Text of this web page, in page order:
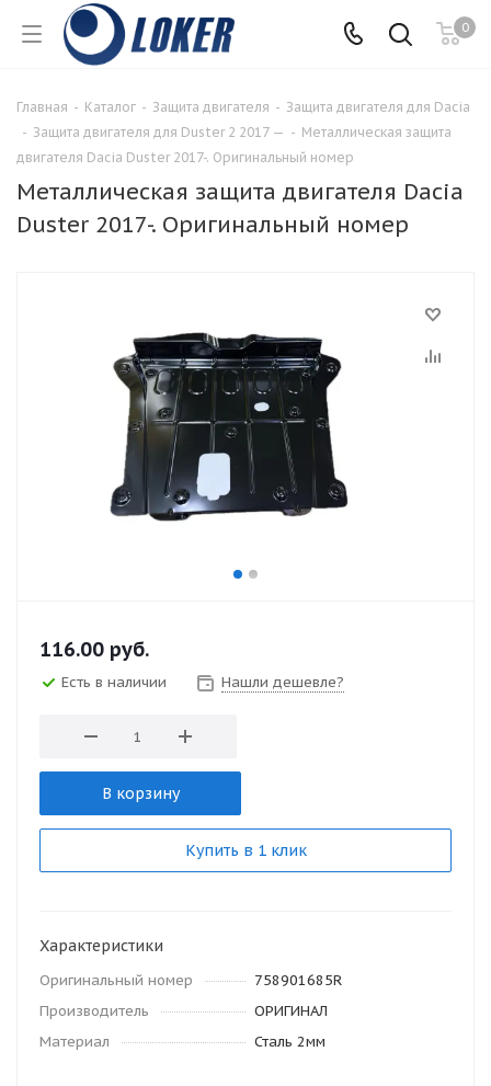
0
Главная - Каталог - Защита двигателя - Защита двигателя для Dacia
- Защита двигателя для Duster 2 2017 — - Металлическая защита
двигателя Dacia Duster 2017-. Оригинальный номер
Металлическая защита двигателя Dacia
Duster 2017-. Оригинальный номер
116.00 руб.
Есть в наличии Нашли дешевле?
В корзину
Купить в 1 клик
Характеристики
Оригинальный номер
758901685R
Производитель
ОРИГИНАЛ
Материал
Сталь 2мм